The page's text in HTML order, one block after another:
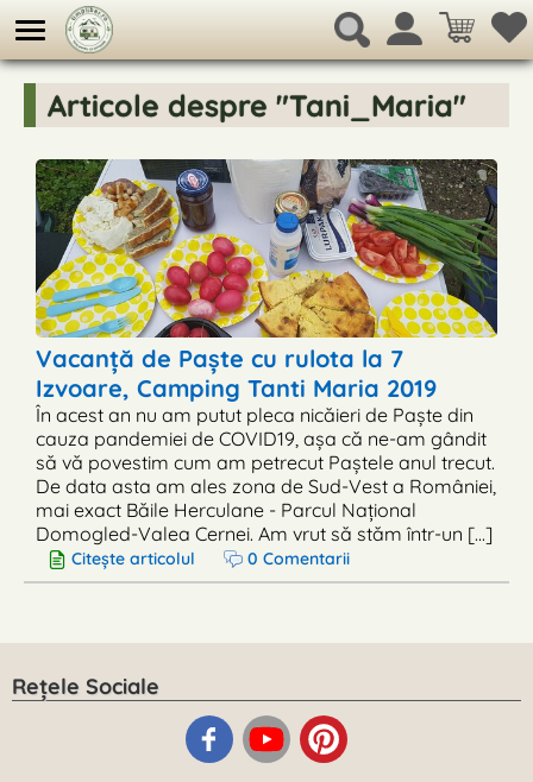
Articole despre "Tani_Maria"
Vacanță de Paște cu rulota la 7
Izvoare, Camping Tanti Maria 2019
În acest an nu am putut pleca nicăieri de Paște din
cauza pandemiei de COVID19, așa că ne-am gândit
să vă povestim cum am petrecut Paștele anul trecut.
De data asta am ales zona de Sud-Vest a României,
mai exact Băile Herculane - Parcul Național
Domogled-Valea Cernei. Am vrut să stăm într-un [...]
Citește articolul 0 Comentarii
Rețele Sociale